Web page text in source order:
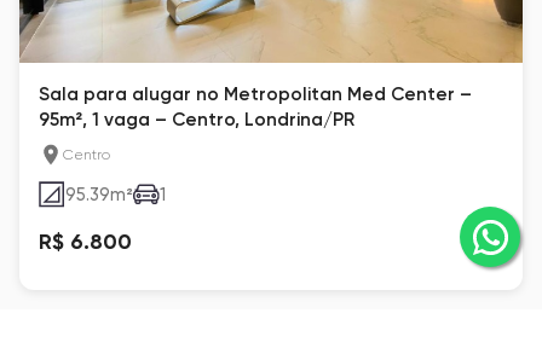
Sala para alugar no Metropolitan Med Center –
95m², 1 vaga – Centro, Londrina/PR
Centro
95.39m² 1
R$ 6.800